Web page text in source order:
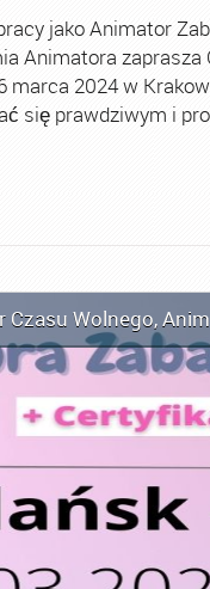
jako Animator
Animatora zaprasza
marca 2024 w
się prawdziwym i
Czasu Wolnego,